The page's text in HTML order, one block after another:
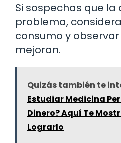
Si sospechas que la
problema,
consumo y
mejoran.
Quizás también te
Estudiar Medicina
Dinero? Aquí Te
Lograrlo